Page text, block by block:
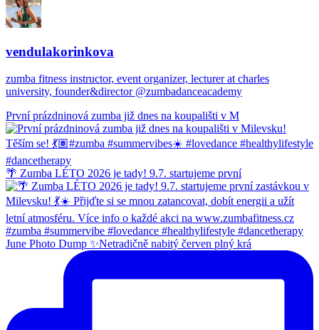
vendulakorinkova
zumba fitness instructor, event organizer, lecturer at charles
university, founder&director @zumbadanceacademy
První prázdninová zumba již dnes na koupališti v M
🌴 Zumba LÉTO 2026 je tady! 9.7. startujeme první
June Photo Dump ✨Netradičně nabitý červen plný krá